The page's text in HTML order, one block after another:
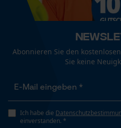
Abonnieren Sie den
Sie keine
Ich habe die
einverstanden. *